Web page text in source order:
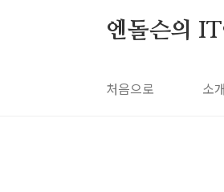
엔돌슨의 IT
처음으로 소개